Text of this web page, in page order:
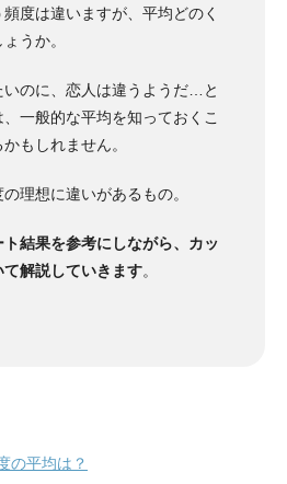
度は違いますが、平均どのく
うか。
いのに、恋人は違うようだ…と
一般的な平均を知っておくこ
もしれません。
理想に違いがあるもの。
ト結果を参考にしながら、カッ
解説していきます。
の平均は？